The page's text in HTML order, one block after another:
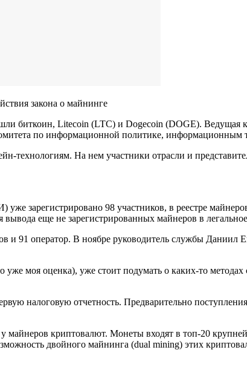
закона о майнинге
биткоин, Litecoin (LTC) и Dogecoin (DOGE). Ведущая
по информационной политике, информационным
На нем участники отрасли и
зарегистрировано 98 участников, в реестре
еще не зарегистрированных майнеров в
91 оператор. В ноябре руководитель службы Даниил
уже моя оценка), уже стоит подумать о каких-то
налоговую отчетность. Предварительно
майнеров криптовалют. Монеты входят в топ-20
двойного майнинга (dual mining) этих